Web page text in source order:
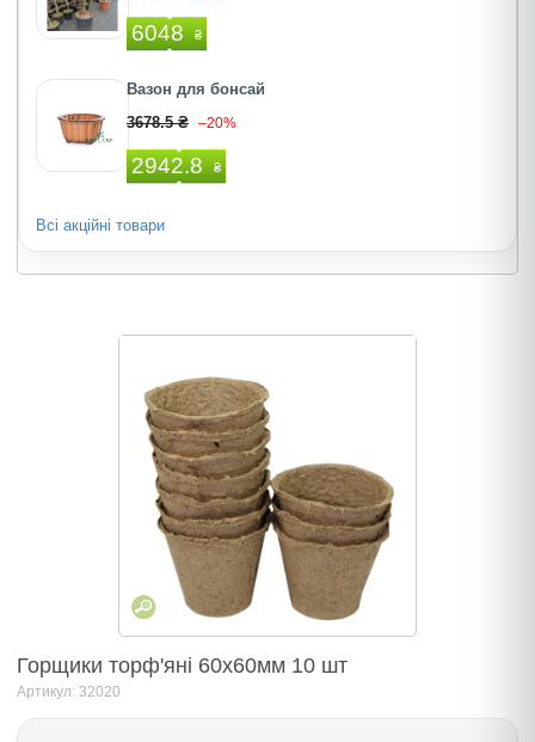
6048 ₴
Вазон для бонсай
3678.5 ₴ –20%
2942.8 ₴
Всі акційні товари
Горщики торф'яні 60х60мм 10 шт
Артикул: 32020